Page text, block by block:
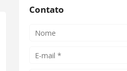
Contato